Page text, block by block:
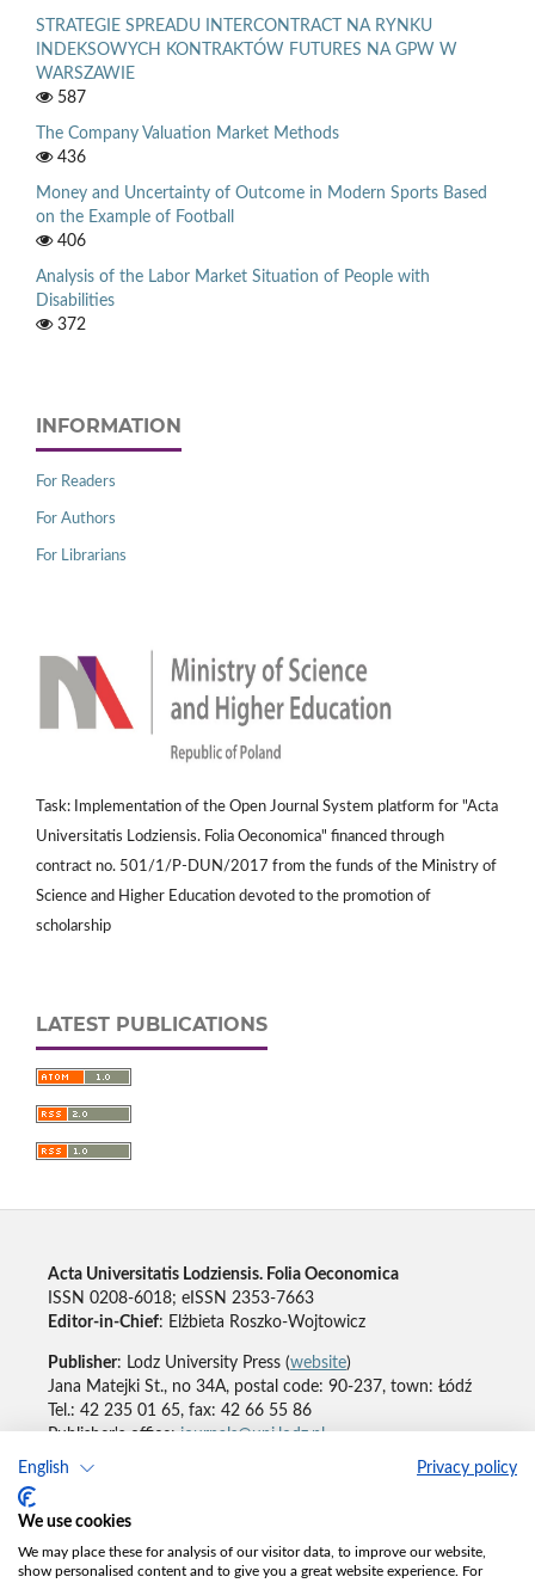
English Privacy policy
We use cookies
We may place these for analysis of our visitor data, to improve our website,
show personalised content and to give you a great website experience. For
STRATEGIE SPREADU INTERCONTRACT NA RYNKU
INDEKSOWYCH KONTRAKTÓW FUTURES NA GPW W
WARSZAWIE
587
The Company Valuation Market Methods
436
Money and Uncertainty of Outcome in Modern Sports Based
on the Example of Football
406
Analysis of the Labor Market Situation of People with
Disabilities
372
INFORMATION
For Readers
For Authors
For Librarians
Task: Implementation of the Open Journal System platform for "Acta
Universitatis Lodziensis. Folia Oeconomica" financed through
contract no. 501/1/P-DUN/2017 from the funds of the Ministry of
Science and Higher Education devoted to the promotion of
scholarship
LATEST PUBLICATIONS
Acta Universitatis Lodziensis. Folia Oeconomica
ISSN 0208-6018; eISSN 2353-7663
Editor-in-Chief: Elżbieta Roszko-Wojtowicz
Publisher: Lodz University Press (website)
Jana Matejki St., no 34A, postal code: 90-237, town: Łódź
Tel.: 42 235 01 65, fax: 42 66 55 86
Publisher's office:journals@uni.lodz.pl
Accesibility declaration